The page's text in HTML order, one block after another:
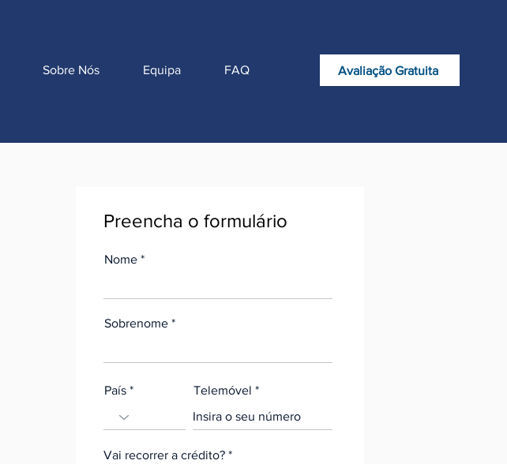
Sobre Nós Equipa FAQ Avaliação Gratuita
Preencha o formulário
Nome
Sobrenome
País Telemóvel
Vai recorrer a crédito? *